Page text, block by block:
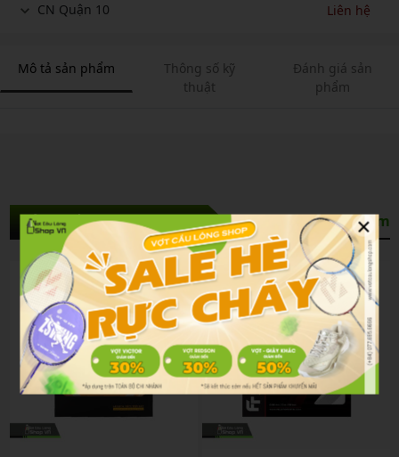
CN Quận 10 Liên hệ
Mô tả sản phẩm
Thông số kỹ
thuật
Đánh giá sản
phẩm
Sản Phẩm Liên Quan Xem thêm
×